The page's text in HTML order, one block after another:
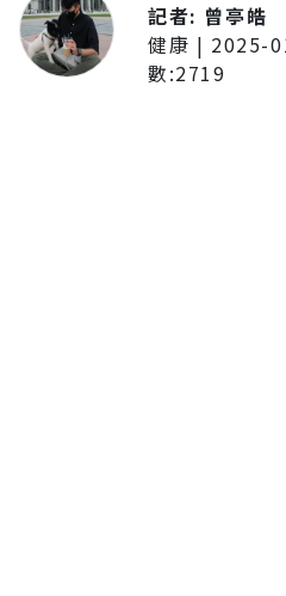
記者: 曾亭皓
健康 | 2025-
數:2719